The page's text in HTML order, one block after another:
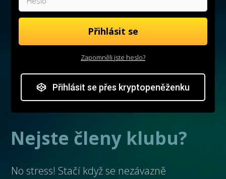
Přihlásit se
Zapomněli jste heslo?
Přihlásit se přes kryptopeněženku
Nejste členy klubu?
No stress! Stačí když se nezávazně